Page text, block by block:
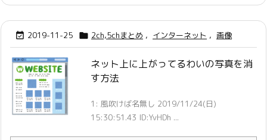
 2019-11-25  2ch,5chまとめ , インターネット , 画像
ネット上に上がってるわいの写真を消
す方法
1: 風吹けば名無し 2019/11/24(日)
15:30:51.43 ID:YvHDh ...